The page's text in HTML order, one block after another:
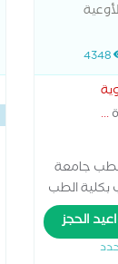
مدرس
العيني
4348
...
جامعة
بكلية الطب
عضو
والأوعية
وارتقاع
الحجز